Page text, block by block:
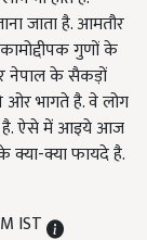
जाता है. आमतौर
गुणों के
नेपाल के सैकड़ों
ओर भागते है. वे लोग
है. ऐसे में आइये आज
क्या फायदे है.
IST